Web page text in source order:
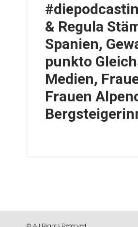
& Regula
Spanien,
punkto
Medien,
Frauen
© All Rights Reserved.